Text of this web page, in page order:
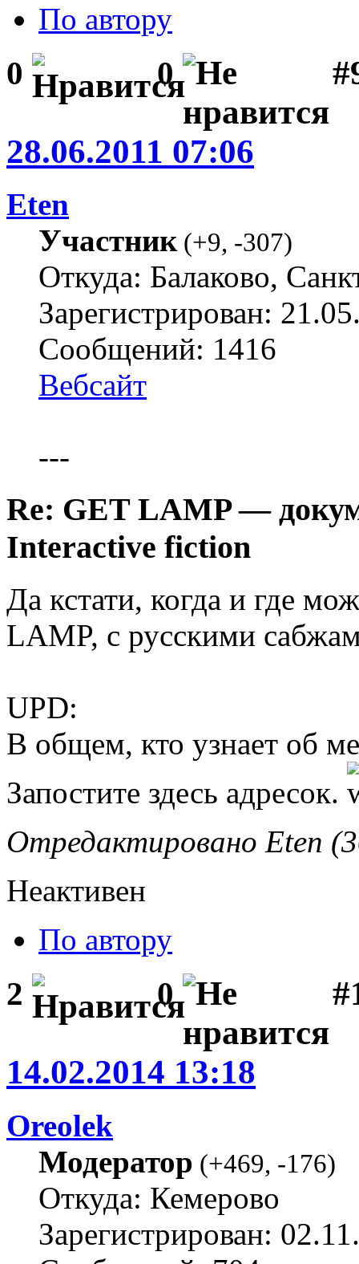
По автору
0 0
28.06.2011 07:06
Eten
Участник(+9, -307)
Откуда: Балаково,
Зарегистрирован:
Сообщений: 1416
Вебсайт
---
Re: GET LAMP —
Interactive fiction
Да кстати, когда и где
LAMP, с русскими
UPD:
В общем, кто узнает об
Запостите здесь адресок.
Отредактировано Eten
Неактивен
По автору
2 0
14.02.2014 13:18
Oreolek
Модератор (+469, -176)
Откуда: Кемерово
Зарегистрирован: